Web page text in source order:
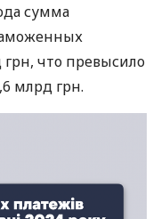
сумма
грн, что превысило
млрд грн.